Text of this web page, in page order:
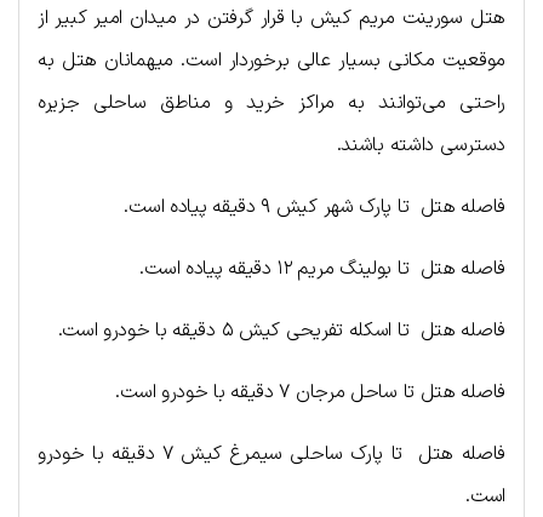
هتل سورینت مریم کیش با قرار گرفتن در میدان امیر کبیر از
موقعیت مکانی بسیار عالی برخوردار است. میهمانان هتل به
راحتی می‌توانند به مراکز خرید و مناطق ساحلی جزیره
دسترسی داشته باشند.
فاصله هتل تا پارک شهر کیش ۹ دقیقه پیاده است.
فاصله هتل تا بولینگ مریم ۱۲ دقیقه پیاده است.
فاصله هتل تا اسکله تفریحی کیش ۵ دقیقه با خودرو است.
فاصله هتل تا ساحل مرجان ۷ دقیقه با خودرو است.
فاصله هتل تا پارک ساحلی سیمرغ کیش ۷ دقیقه با خودرو
است.